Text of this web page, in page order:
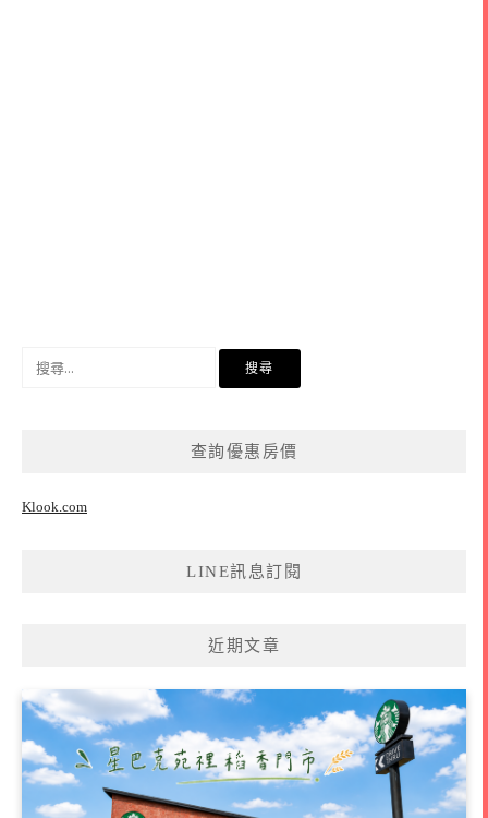
查詢優惠房價
Klook.com
LINE訊息訂閱
近期文章